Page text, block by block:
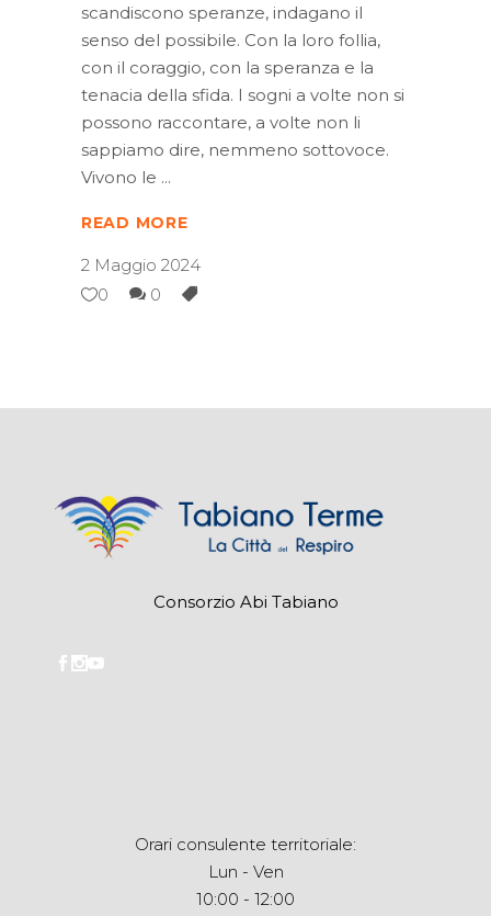
scandiscono speranze, indagano il
senso del possibile. Con la loro follia,
con il coraggio, con la speranza e la
tenacia della sfida. I sogni a volte non si
possono raccontare, a volte non li
sappiamo dire, nemmeno sottovoce.
Vivono le
READ MORE
2 Maggio 2024
0
0
Consorzio Abi Tabiano
Orari consulente territoriale:
Lun - Ven
10:00 - 12:00